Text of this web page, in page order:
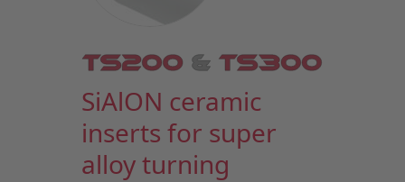
SiAlON ceramic
inserts for super
alloy turning